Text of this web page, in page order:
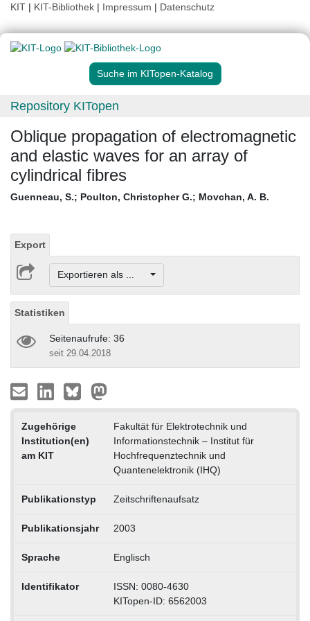
KIT | KIT-Bibliothek | Impressum | Datenschutz
Suche im KITopen-Katalog
Repository KITopen
Oblique propagation of electromagnetic
and elastic waves for an array of
cylindrical fibres
Guenneau, S.; Poulton, Christopher G.; Movchan, A. B.
Export
Exportieren als ...
Statistiken
Seitenaufrufe: 36
seit 29.04.2018
Zugehörige
Institution(en)
am KIT
Fakultät für Elektrotechnik und
Informationstechnik – Institut für
Hochfrequenztechnik und
Quantenelektronik (IHQ)
Publikationstyp Zeitschriftenaufsatz
Publikationsjahr 2003
Sprache Englisch
Identifikator
ISSN: 0080-4630
KITopen-ID: 6562003